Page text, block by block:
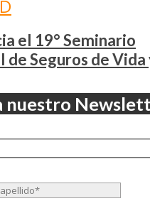
el 19° Seminario
de Seguros de
nuestro